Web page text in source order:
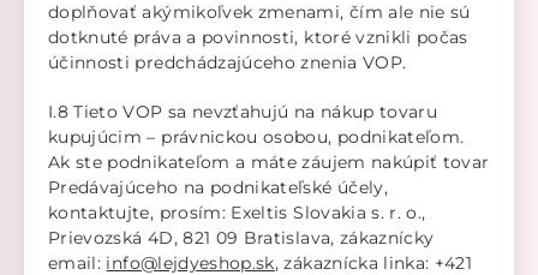
doplňovať akýmikoľvek zmenami, čím ale nie sú
dotknuté práva a povinnosti, ktoré vznikli počas
účinnosti predchádzajúceho znenia VOP.
I.8 Tieto VOP sa nevzťahujú na nákup tovaru
kupujúcim – právnickou osobou, podnikateľom.
Ak ste podnikateľom a máte záujem nakúpiť tovar
Predávajúceho na podnikateľské účely,
kontaktujte, prosím: Exeltis Slovakia s. r. o.,
Prievozská 4D, 821 09 Bratislava, zákaznícky
email: info@lejdyeshop.sk, zákaznícka linka: +421